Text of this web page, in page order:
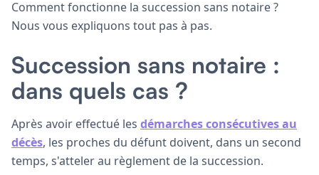
Comment fonctionne la succession sans notaire ?
Nous vous expliquons tout pas à pas.
Succession sans notaire :
dans quels cas ?
Après avoir effectué les démarches consécutives au
décès, les proches du défunt doivent, dans un second
temps, s'atteler au règlement de la succession.